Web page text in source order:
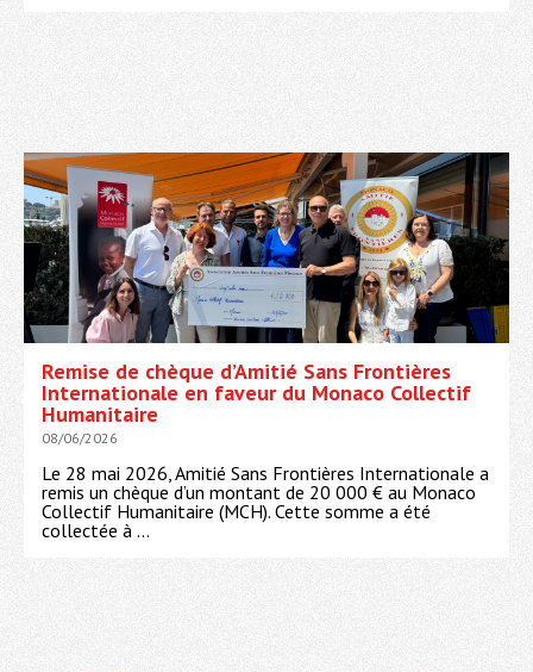
Remise de chèque d’Amitié Sans Frontières
Internationale en faveur du Monaco Collectif
Humanitaire
08/06/2026
Le 28 mai 2026, Amitié Sans Frontières Internationale a
remis un chèque d’un montant de 20 000 € au Monaco
Collectif Humanitaire (MCH). Cette somme a été
collectée à ...